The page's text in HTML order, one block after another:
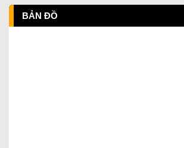
BẢN ĐỒ